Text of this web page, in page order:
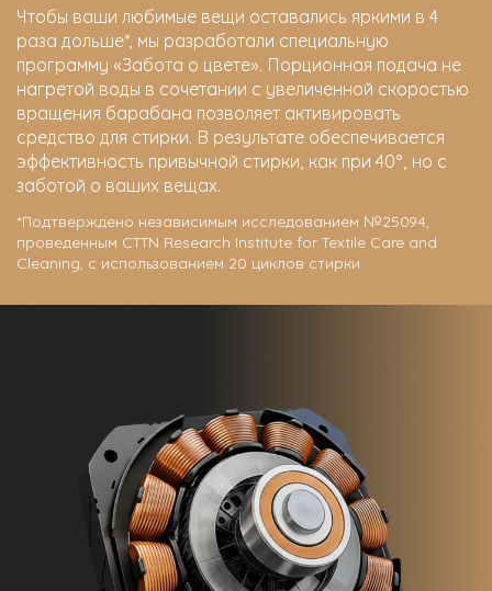
Чтобы ваши любимые вещи оставались яркими в 4
раза дольше*, мы разработали специальную
программу «Забота о цвете». Порционная подача не
нагретой воды в сочетании с увеличенной скоростью
вращения барабана позволяет активировать
средство для стирки. В результате обеспечивается
эффективность привычной стирки, как при 40°, но с
заботой о ваших вещах.
*Подтверждено независимым исследованием №25094,
проведенным CTTN Research Institute for Textile Care and
Cleaning, с использованием 20 циклов стирки